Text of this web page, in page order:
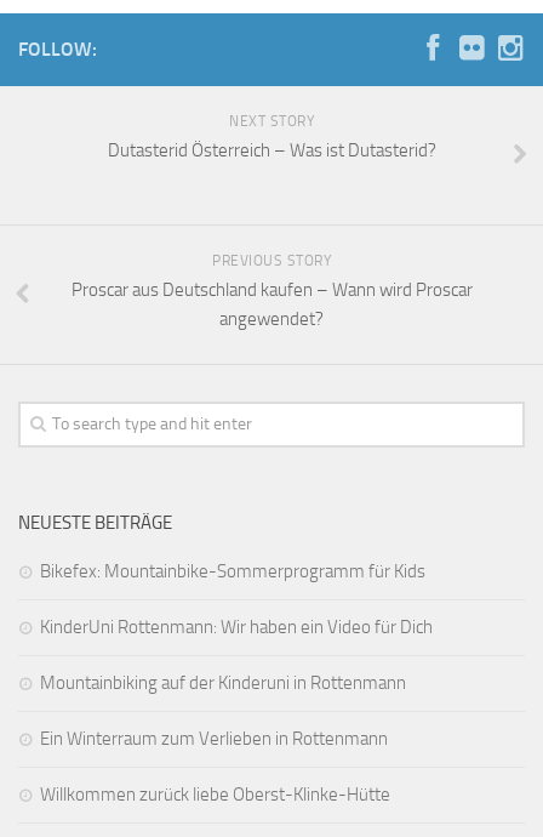
FOLLOW:
NEXT STORY
Dutasterid Österreich – Was ist Dutasterid?
PREVIOUS STORY
Proscar aus Deutschland kaufen – Wann wird Proscar
angewendet?
NEUESTE BEITRÄGE
Bikefex: Mountainbike-Sommerprogramm für Kids
KinderUni Rottenmann: Wir haben ein Video für Dich
Mountainbiking auf der Kinderuni in Rottenmann
Ein Winterraum zum Verlieben in Rottenmann
Willkommen zurück liebe Oberst-Klinke-Hütte